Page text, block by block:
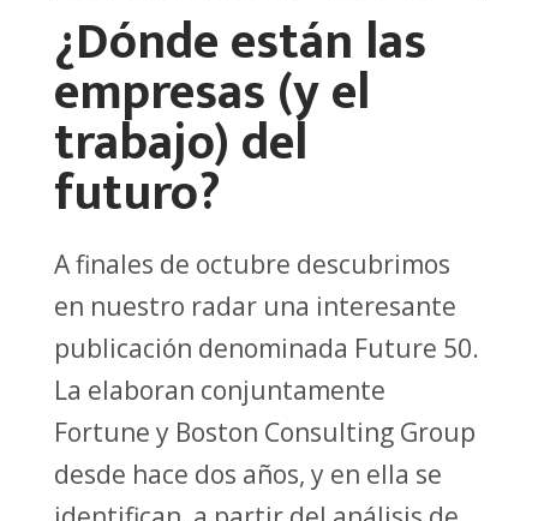
¿Dónde están las
empresas (y el
trabajo) del
futuro?
A finales de octubre descubrimos
en nuestro radar una interesante
publicación denominada Future 50.
La elaboran conjuntamente
Fortune y Boston Consulting Group
desde hace dos años, y en ella se